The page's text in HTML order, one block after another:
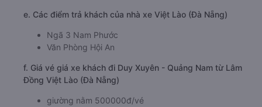
e. Các điểm trả khách của nhà xe Việt Lào (Đà Nẵng)
Ngã 3 Nam Phước
Văn Phòng Hội An
f. Giá vé giá xe khách đi Duy Xuyên - Quảng Nam từ Lâm
Đồng Việt Lào (Đà Nẵng)
giường nằm 500000đ/vé